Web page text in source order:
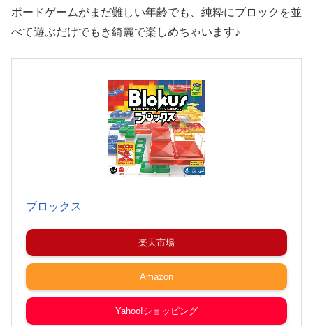
ボードゲームがまだ難しい年齢でも、純粋にブロックを並
べて遊ぶだけでもき綺麗で楽しめちゃいます♪
ブロックス
楽天市場
Amazon
Yahoo!ショッピング